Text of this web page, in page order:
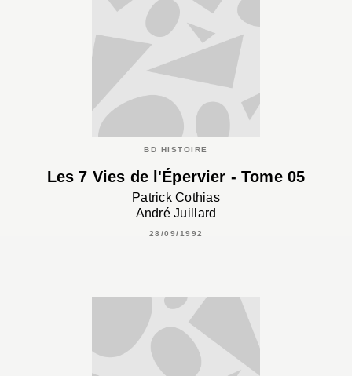
BD HISTOIRE
Les 7 Vies de l'Épervier - Tome 05
Patrick Cothias
André Juillard
28/09/1992